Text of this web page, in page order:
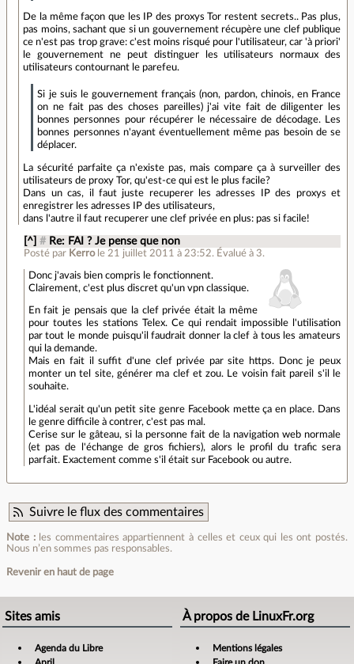
De la même façon que les IP des proxys Tor restent secrets.. Pas plus,
pas moins, sachant que si un gouvernement récupère une clef publique
ce n'est pas trop grave: c'est moins risqué pour l'utilisateur, car 'à priori'
le gouvernement ne peut distinguer les utilisateurs normaux des
utilisateurs contournant le parefeu.
Si je suis le gouvernement français (non, pardon, chinois, en France
on ne fait pas des choses pareilles) j'ai vite fait de diligenter les
bonnes personnes pour récupérer le nécessaire de décodage. Les
bonnes personnes n'ayant éventuellement même pas besoin de se
déplacer.
La sécurité parfaite ça n'existe pas, mais compare ça à surveiller des
utilisateurs de proxy Tor, qu'est-ce qui est le plus facile?
Dans un cas, il faut juste recuperer les adresses IP des proxys et
enregistrer les adresses IP des utilisateurs,
dans l'autre il faut recuperer une clef privée en plus: pas si facile!
[^] # Re: FAI ? Je pense que non
Posté par Kerro le 21 juillet 2011 à 23:52. Évalué à 3.
Donc j'avais bien compris le fonctionnent.
Clairement, c'est plus discret qu'un vpn classique.
En fait je pensais que la clef privée était la même
pour toutes les stations Telex. Ce qui rendait impossible l'utilisation
par tout le monde puisqu'il faudrait donner la clef à tous les amateurs
qui la demande.
Mais en fait il suffit d'une clef privée par site https. Donc je peux
monter un tel site, générer ma clef et zou. Le voisin fait pareil s'il le
souhaite.
L'idéal serait qu'un petit site genre Facebook mette ça en place. Dans
le genre difficile à contrer, c'est pas mal.
Cerise sur le gâteau, si la personne fait de la navigation web normale
(et pas de l'échange de gros fichiers), alors le profil du trafic sera
parfait. Exactement comme s'il était sur Facebook ou autre.
Suivre le flux des commentaires
Note :les commentaires appartiennent à celles et ceux qui les ont postés.
Nous n’en sommes pas responsables.
Revenir en haut de page
Sites amis
Agenda du Libre
À propos de LinuxFr.org
Mentions légales